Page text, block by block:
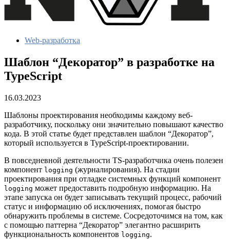
Web-разработка
Шаблон “Декоратор” в разработке на
TypeScript
16.03.2023
Шаблоны проектирования необходимы каждому веб-
разработчику, поскольку они значительно повышают качество
кода. В этой статье будет представлен шаблон “Декоратор”,
который используется в TypeScript-проектировании.
В повседневной деятельности TS-разработчика очень полезен
компонент logging (журналирования). На стадии
проектирования при отладке системных функций компонент
logging может предоставить подробную информацию. На
этапе запуска он будет записывать текущий процесс, рабочий
статус и информацию об исключениях, помогая быстро
обнаружить проблемы в системе. Сосредоточимся на том, как
с помощью паттерна “Декоратор” элегантно расширить
функциональность компонентов logging.